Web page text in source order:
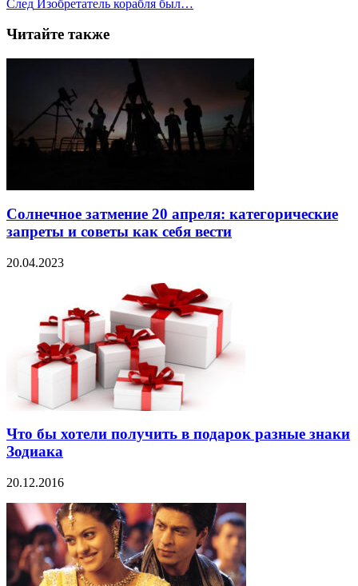
След Изобретатель корабля был…
Читайте также
Солнечное затмение 20 апреля: категорические
запреты и советы как себя вести
20.04.2023
Что бы хотели получить в подарок разные знаки
Зодиака
20.12.2016